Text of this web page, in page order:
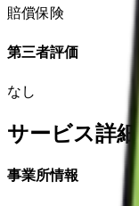
賠償保険
第三者評価
なし
サービス詳細
事業所情報